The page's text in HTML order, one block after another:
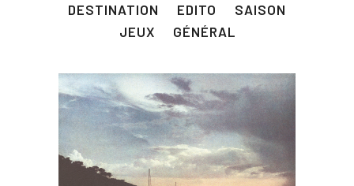
DESTINATION
EDITO
SAISON
JEUX
GÉNÉRAL